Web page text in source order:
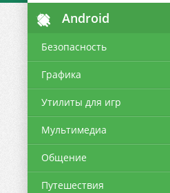
Android
Безопасность
Графика
Утилиты для игр
Мультимедиа
Общение
Путешествия